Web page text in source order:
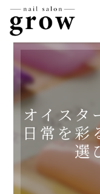
オイスタ
日常を彩
選